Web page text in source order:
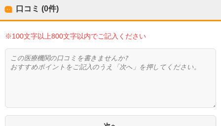
口コミ (0件)
※100文字以上800文字以内でご記入ください